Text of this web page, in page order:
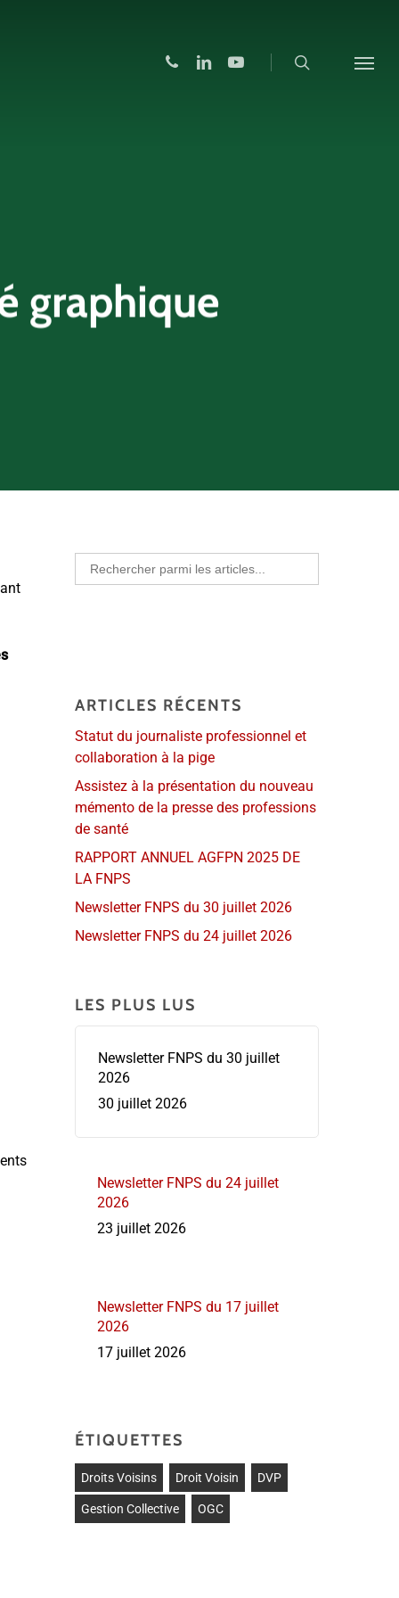
Menu
linkedin youtube
phone
graphique
Search
for:
ARTICLES RÉCENTS
Statut du journaliste professionnel et
collaboration à la pige
Assistez à la présentation du nouveau
mémento de la presse des professions
de santé
RAPPORT ANNUEL AGFPN 2025 DE
LA FNPS
Newsletter FNPS du 30 juillet 2026
Newsletter FNPS du 24 juillet 2026
LES PLUS LUS
Newsletter FNPS du 30 juillet
2026
30 juillet 2026
Newsletter FNPS du 24 juillet
2026
23 juillet 2026
Newsletter FNPS du 17 juillet
2026
17 juillet 2026
ÉTIQUETTES
Droits Voisins Droit Voisin DVP
Gestion Collective OGC